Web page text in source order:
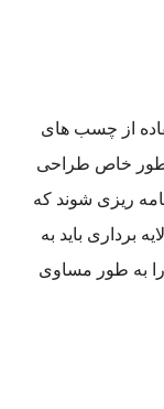
از چسب های
طور خاص طراحی
ریزی شوند که
برداری باید به
را به طور مساوی